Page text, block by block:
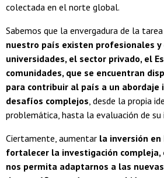
colectada en el norte global.
Sabemos que la envergadura de la
nuestro país existen profesionales
universidades, el sector privado, el
comunidades, que se encuentran
para contribuir al país a un abordaje
desafíos complejos , desde la propia
problemática, hasta la evaluación de su
Ciertamente, aumentar la inversión
fortalecer la investigación compleja,
nos permita adaptarnos a las